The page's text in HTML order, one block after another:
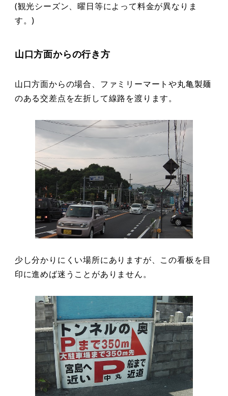
(観光シーズン、曜日等によって料金が異なりま
す。)
山口方面からの行き方
山口方面からの場合、ファミリーマートや丸亀製麺
のある交差点を左折して線路を渡ります。
少し分かりにくい場所にありますが、この看板を目
印に進めば迷うことがありません。